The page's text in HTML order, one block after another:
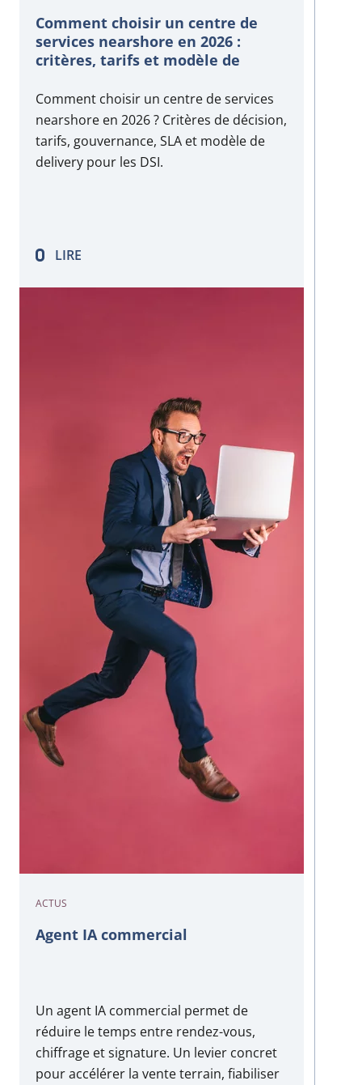
Comment choisir un centre de
services nearshore en 2026 :
critères, tarifs et modèle de
Comment choisir un centre de services
nearshore en 2026 ? Critères de décision,
tarifs, gouvernance, SLA et modèle de
delivery pour les DSI.
LIRE
ACTUS
Agent IA commercial
Un agent IA commercial permet de
réduire le temps entre rendez-vous,
chiffrage et signature. Un levier concret
pour accélérer la vente terrain, fiabiliser